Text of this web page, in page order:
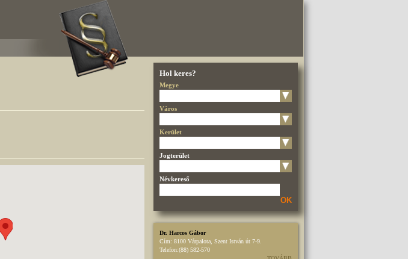
Hol keres?
Megye
Város
Kerület
Jogterület
Névkereső
OK
Dr. Harcos Gábor
Cím: 8100 Várpalota, Szent István út 7-9.
Telefon:(88) 582-570